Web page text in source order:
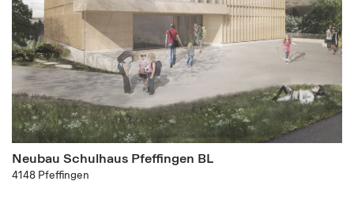
Neubau Schulhaus Pfeffingen BL
4148 Pfeffingen